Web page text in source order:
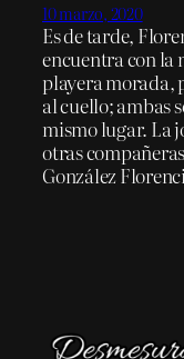
10 marzo, 2020
Es de tarde,
encuentra con la
playera morada,
al cuello; ambas
mismo lugar. La
otras
González